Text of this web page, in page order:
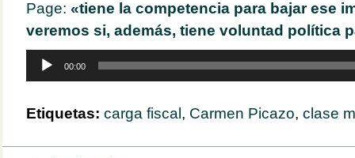
Page: «tiene la competencia para bajar ese
veremos si, además, tiene voluntad política
Reproductor
audio
00:00
Etiquetas: carga fiscal , Carmen Picazo, clase